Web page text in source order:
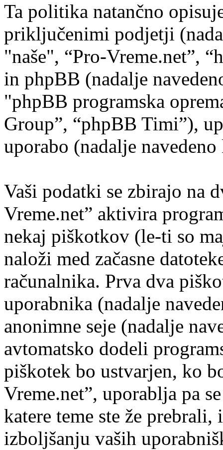
Ta politika natančno
priključenimi podjetji
"naše", “Pro-Vreme.net”,
in phpBB (nadalje
"phpBB programska
Group”, “phpBB Timi”),
uporabo (nadalje
Vaši podatki se zbirajo na
Vreme.net” aktivira
nekaj piškotkov (le-ti so
naloži med začasne
računalnika. Prva dva
uporabnika (nadalje
anonimne seje (nadalje
avtomatsko dodeli
piškotek bo ustvarjen, ko
Vreme.net”, uporablja pa
katere teme ste že
izboljšanju vaših